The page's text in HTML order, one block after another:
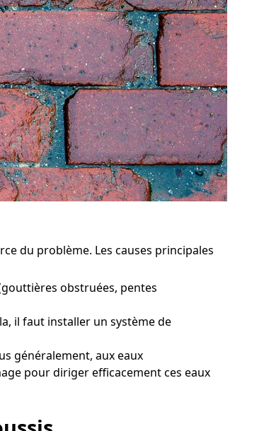
du problème. Les causes principales
obstruées, pentes
il faut installer un système de
généralement, aux eaux
pour diriger efficacement ces eaux